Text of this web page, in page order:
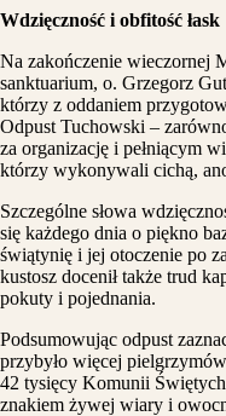
Wdzięczność i obfitość łask
Na zakończenie wieczornej
sanktuarium, o. Grzegorz
którzy z oddaniem
Odpust Tuchowski –
za organizację i pełniącym
którzy wykonywali cichą,
Szczególne słowa
się każdego dnia o piękno
świątynię i jej otoczenie po
kustosz docenił także trud
pokuty i pojednania.
Podsumowując odpust
przybyło więcej
42 tysięcy Komunii
znakiem żywej wiary i